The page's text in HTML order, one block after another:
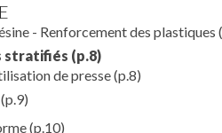
- Renforcement des plastiques
stratifiés (p.8)
de presse(p.8)
(p.9)
(p.10)